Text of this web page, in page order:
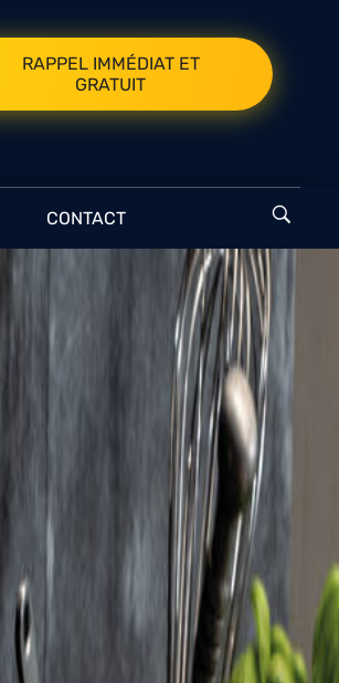
RAPPEL IMMÉDIAT ET
GRATUIT
CONTACT